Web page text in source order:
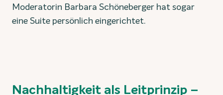
Moderatorin Barbara Schöneberger hat sogar
eine Suite persönlich eingerichtet.
Nachhaltigkeit als Leitprinzip –